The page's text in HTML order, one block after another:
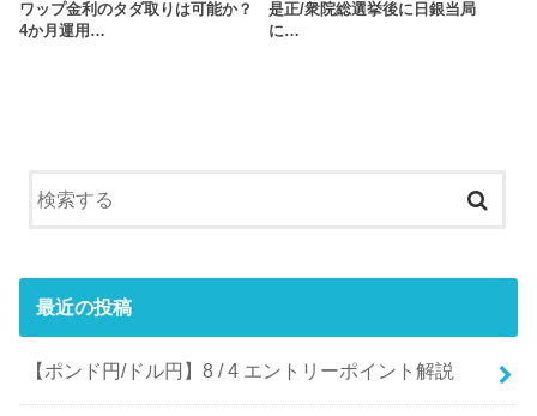
ワップ金利のタダ取りは可能か？
4か月運用…
是正/衆院総選挙後に日銀当局
に…
最近の投稿
【ポンド円/ドル円】8 / 4 エントリーポイント解説